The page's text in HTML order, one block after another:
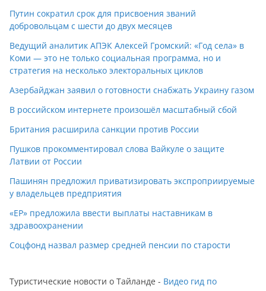
Путин сократил срок для присвоения званий
добровольцам с шести до двух месяцев
Ведущий аналитик АПЭК Алексей Громский: «Год села» в
Коми — это не только социальная программа, но и
стратегия на несколько электоральных циклов
Азербайджан заявил о готовности снабжать Украину газом
В российском интернете произошёл масштабный сбой
Британия расширила санкции против России
Пушков прокомментировал слова Вайкуле о защите
Латвии от России
Пашинян предложил приватизировать экспроприируемые
у владельцев предприятия
«ЕР» предложила ввести выплаты наставникам в
здравоохранении
Соцфонд назвал размер средней пенсии по старости
Туристические новости о Тайланде - Видео гид по